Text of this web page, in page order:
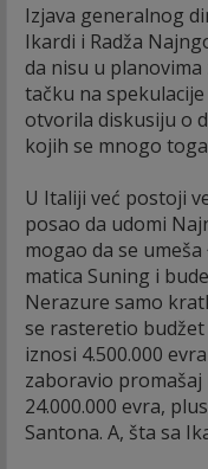
Izjava generalnog
Ikardi i Radža
da nisu u
tačku na
otvorila diskusiju o
kojih se mnogo
U Italiji već postoji
posao da udomi
mogao da se
matica Suning i
Nerazure samo
se rasteretio
iznosi 4.500.000
zaboravio
24.000.000 evra,
Santona. A, šta sa